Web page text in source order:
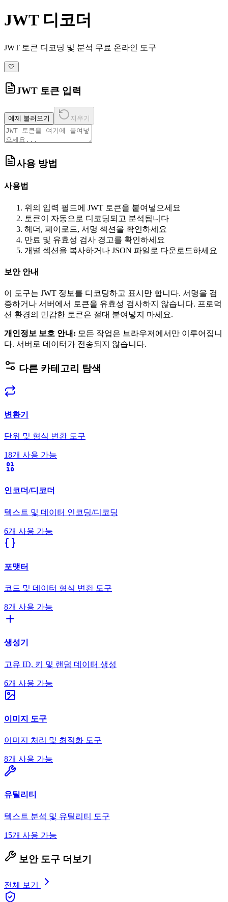
JWT 디코더
JWT 토큰 디코딩 및 분석 무료 온라인 도구
🤍
JWT 토큰 입력
예제 불러오기 지우기
사용 방법
사용법
위의 입력 필드에 JWT 토큰을 붙여넣으세요
토큰이 자동으로 디코딩되고 분석됩니다
헤더, 페이로드, 서명 섹션을 확인하세요
만료 및 유효성 검사 경고를 확인하세요
개별 섹션을 복사하거나 JSON 파일로 다운로드하세요
보안 안내
이 도구는 JWT 정보를 디코딩하고 표시만 합니다. 서명을 검
증하거나 서버에서 토큰을 유효성 검사하지 않습니다. 프로덕
션 환경의 민감한 토큰은 절대 붙여넣지 마세요.
개인정보 보호 안내 : 모든 작업은 브라우저에서만 이루어집니
다. 서버로 데이터가 전송되지 않습니다.
다른 카테고리 탐색
변환기
단위 및 형식 변환 도구
18개 사용 가능
인코더/디코더
텍스트 및 데이터 인코딩/디코딩
6개 사용 가능
포맷터
코드 및 데이터 형식 변환 도구
8개 사용 가능
생성기
고유 ID, 키 및 랜덤 데이터 생성
6개 사용 가능
이미지 도구
이미지 처리 및 최적화 도구
8개 사용 가능
유틸리티
텍스트 분석 및 유틸리티 도구
15개 사용 가능
보안 도구 더보기
전체 보기